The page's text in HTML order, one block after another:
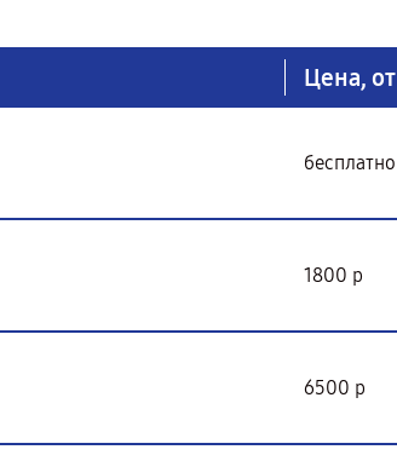
Цена, от
бесплатно
1800 р
6500 р